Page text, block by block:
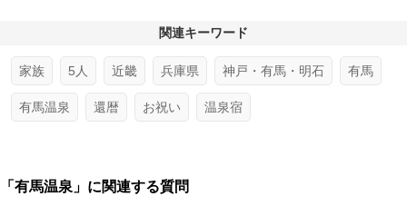
関連キーワード
家族 5人 近畿 兵庫県 神戸・有馬・明石 有馬
有馬温泉 還暦 お祝い 温泉宿
「有馬温泉」に関連する質問